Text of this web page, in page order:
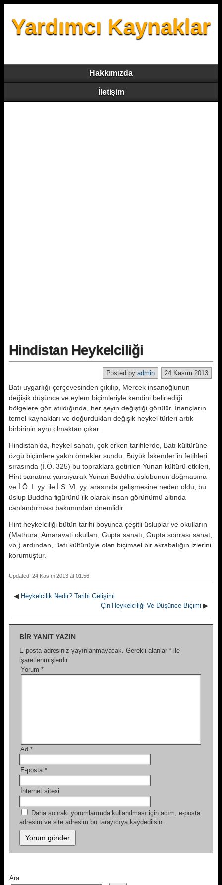
Yardımcı Kaynaklar
Hakkımızda
İletişim
Hindistan Heykelciliği
24 Kasım 2013
Posted by admin
Batı uygarlığı çerçevesinden çıkılıp, Mercek insanoğlunun
değişik düşünce ve eylem biçimleriyle kendini belirlediği
bölgelere göz atıldığında, her şeyin değiştiği görülür. İnançların
temel kaynakları ve doğurdukları değişik heykel türleri artık
birbirinin aynı olmaktan çıkar.
Hindistan’da, heykel sanatı, çok erken tarihlerde, Batı kültürüne
özgü biçimlere yakın örnekler sundu. Büyük İskender’in fetihleri
sırasında (İ.Ö. 325) bu topraklara getirilen Yunan kültürü etkileri,
Hint sanatına yansıyarak Yunan Buddha üslubunun doğmasına
ve İ.Ö. I. yy. ile İ.S. VI. yy. arasında gelişmesine neden oldu; bu
üslup Buddha figürünü ilk olarak insan görünümü altında
canlandırması bakımından önemlidir.
Hint heykelciliği bütün tarihi boyunca çeşitli üsluplar ve okulların
(Mathura, Amaravati okulları, Gupta sanatı, Gupta sonrası sanat,
vb.) ardından, Batı kültürüyle olan biçimsel bir akrabalığın izlerini
korumuştur.
Updated: 24 Kasım 2013 at 01:56
◀ Heykelcilik Nedir? Tarihi Gelişimi
Çin Heykelciliği Ve Düşünce Biçimi ▶
BIR YANIT YAZIN
E-posta adresiniz yayınlanmayacak. Gerekli alanlar * ile
işaretlenmişlerdir
Yorum *
Ad *
E-posta *
İnternet sitesi
Daha sonraki yorumlarımda kullanılması için adım, e-posta
adresim ve site adresim bu tarayıcıya kaydedilsin.
Ara